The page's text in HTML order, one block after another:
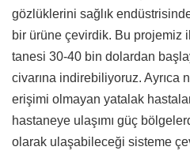
gözlüklerini sağlık
bir ürüne çevirdik. Bu projemiz
tanesi 30-40 bin dolardan
civarına indirebiliyoruz. Ayrıca
erişimi olmayan yatalak
hastaneye ulaşımı güç
olarak ulaşabileceği sisteme